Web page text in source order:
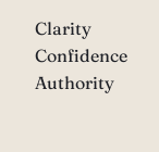
Clarity
Confidence
Authority